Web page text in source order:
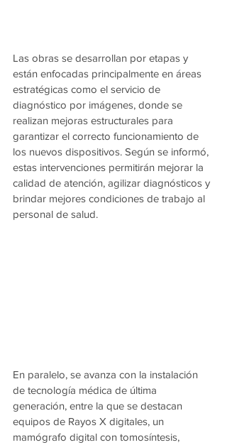
Las obras se desarrollan por etapas y
están enfocadas principalmente en áreas
estratégicas como el servicio de
diagnóstico por imágenes, donde se
realizan mejoras estructurales para
garantizar el correcto funcionamiento de
los nuevos dispositivos. Según se informó,
estas intervenciones permitirán mejorar la
calidad de atención, agilizar diagnósticos y
brindar mejores condiciones de trabajo al
personal de salud.
En paralelo, se avanza con la instalación
de tecnología médica de última
generación, entre la que se destacan
equipos de Rayos X digitales, un
mamógrafo digital con tomosíntesis,